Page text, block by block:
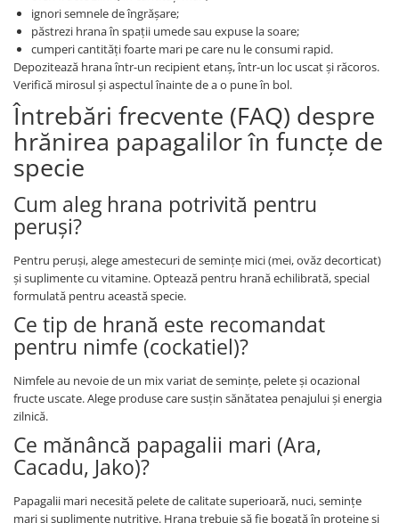
ignori semnele de îngrășare;
păstrezi hrana în spații umede sau expuse la soare;
cumperi cantități foarte mari pe care nu le consumi rapid.
Depozitează hrana într-un recipient etanș, într-un loc uscat și răcoros.
Verifică mirosul și aspectul înainte de a o pune în bol.
Întrebări frecvente (FAQ) despre
hrănirea papagalilor în funcțe de
specie
Cum aleg hrana potrivită pentru
peruși?
Pentru peruși, alege amestecuri de semințe mici (mei, ovăz decorticat)
și suplimente cu vitamine. Optează pentru hrană echilibrată, special
formulată pentru această specie.
Ce tip de hrană este recomandat
pentru nimfe (cockatiel)?
Nimfele au nevoie de un mix variat de semințe, pelete și ocazional
fructe uscate. Alege produse care susțin sănătatea penajului și energia
zilnică.
Ce mănâncă papagalii mari (Ara,
Cacadu, Jako)?
Papagalii mari necesită pelete de calitate superioară, nuci, semințe
mari și suplimente nutritive. Hrana trebuie să fie bogată în proteine și